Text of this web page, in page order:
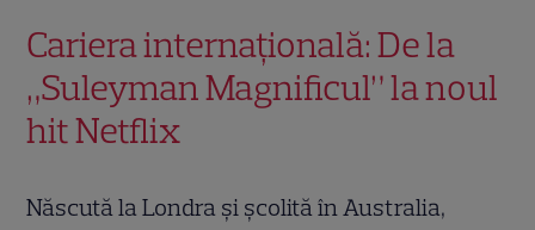
Cariera internațională: De la
„Suleyman Magnificul” la noul
hit Netflix
Născută la Londra și școlită în Australia,